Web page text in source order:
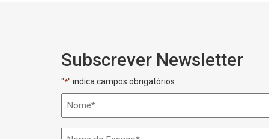
Subscrever Newsletter
"*" indica campos obrigatórios
Nome
Nome